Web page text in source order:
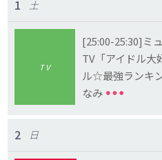
1 土
TV
[25:00-25:30]ミ
TV「アイドル大
ル☆最強ランキ
なみ
2 日